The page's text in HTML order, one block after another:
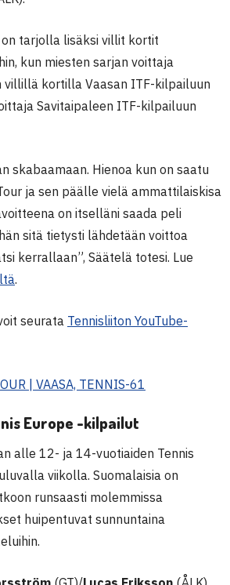
tarjolla lisäksi villit kortit
kun miesten sarjan voittaja
villillä kortilla Vaasan ITF-kilpailuun
Savitaipaleen ITF-kilpailuun
skabaamaan. Hienoa kun on saatu
ja sen päälle vielä ammattilaiskisa
on itselläni saada peli
sitä tietysti lähdetään voittoa
kerrallaan”, Säätelä totesi. Lue
.
seurata Tennisliiton YouTube-
| VAASA, TENNIS-61
Europe -kilpailut
alle 12- ja 14-vuotiaiden Tennis
viikolla. Suomalaisia on
runsaasti molemmissa
huipentuvat sunnuntaina